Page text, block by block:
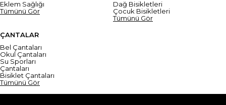
Eklem Sağlığı
Tümünü Gör
Dağ Bisikletleri
Çocuk Bisikletleri
Tümünü Gör
ÇANTALAR
Bel Çantaları
Okul Çantaları
Su Sporları
Çantaları
Bisiklet Çantaları
Tümünü Gör